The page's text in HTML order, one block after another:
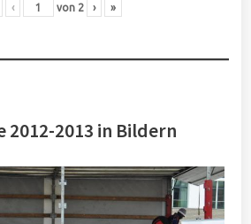
‹ von 2 › »
2012-2013 in Bildern